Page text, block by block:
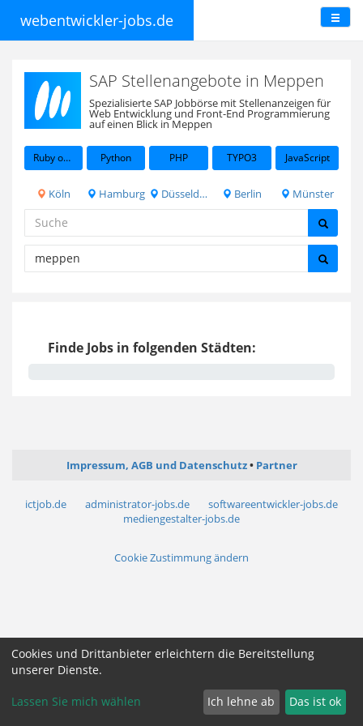
webentwickler-jobs.de
SAP Stellenangebote in Meppen
Spezialisierte SAP Jobbörse mit Stellenanzeigen für
Web Entwicklung und Front-End Programmierung
auf einen Blick in Meppen
Ruby on Rails Python PHP TYPO3 JavaScript
Köln Hamburg Düsseldorf Berlin Münster
Finde Jobs in folgenden Städten:
Impressum, AGB und Datenschutz Partner
ictjob.de administrator-jobs.de
softwareentwickler-jobs.de
mediengestalter-jobs.de
Cookie Zustimmung ändern
Cookies und Drittanbieter erleichtern die Bereitstellung
unserer Dienste.
Lassen Sie mich wählen Ich lehne ab Das ist ok